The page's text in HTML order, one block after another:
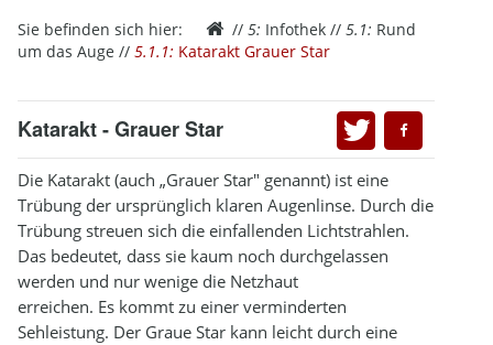
2
Verein
3
Aktivitäten
5
Infothek
Impressum
Sie befinden sich hier: //5: Infothek //5.1: Rund
um das Auge //5.1.1: Katarakt Grauer Star
Katarakt - Grauer Star
Die Katarakt (auch „Grauer Star" genannt) ist eine
Trübung der ursprünglich klaren Augenlinse. Durch die
Trübung streuen sich die einfallenden Lichtstrahlen.
Das bedeutet, dass sie kaum noch durchgelassen
werden und nur wenige die Netzhaut
erreichen. Es kommt zu einer verminderten
Sehleistung. Der Graue Star kann leicht durch eine